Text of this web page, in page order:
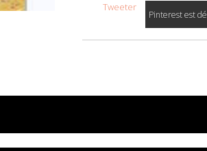
Tweeter
Pinterest est